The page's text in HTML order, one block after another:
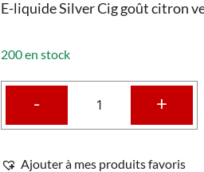
E-liquide Silver Cig goût citron
200 en stock
- +
Ajouter à mes produits favoris